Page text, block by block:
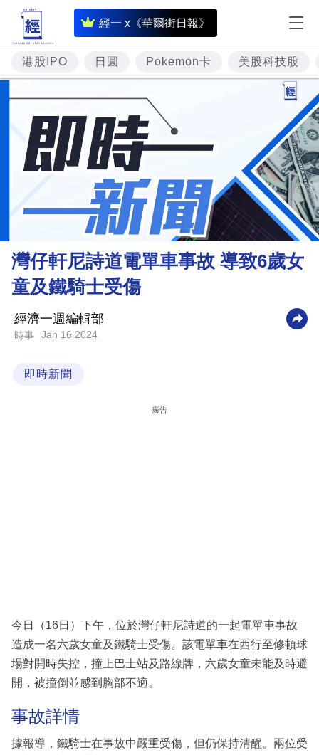
經一 x《華爾街日報》
即
時
財
經
專
題
投
資
樓
市
財
商
業
科
區
港股IPO 日圓 Pokemon卡 美股科技股
灣仔軒尼詩道電單車事故 導致6歲女
童及鐵騎士受傷
經濟一週編輯部
時事 Jan 16 2024
即時新聞
廣告
今日（16日）下午，位於灣仔軒尼詩道的一起電單車事故
造成一名六歲女童及鐵騎士受傷。該電單車在西行至修頓球
場對開時失控，撞上巴士站及路線牌，六歲女童未能及時避
開，被撞倒並感到胸部不適。
事故詳情
據報導，鐵騎士在事故中嚴重受傷，但仍保持清醒。兩位受